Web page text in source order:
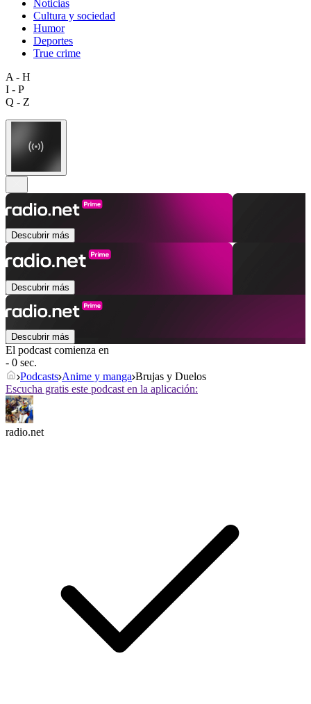
Noticias
Cultura y sociedad
Humor
Deportes
True crime
A - H
I - P
Q - Z
Descubrir más
Descubrir más
Descubrir más
El podcast comienza en
- 0 sec.
Podcasts Anime y manga Brujas y Duelos
Escucha gratis este podcast en la aplicación:
radio.net